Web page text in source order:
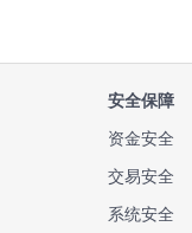
安全保障
资金安全
交易安全
系统安全